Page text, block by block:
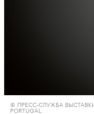
© ПРЕСС-СЛУЖБА ВЫСТАВКИ
PORTUGAL